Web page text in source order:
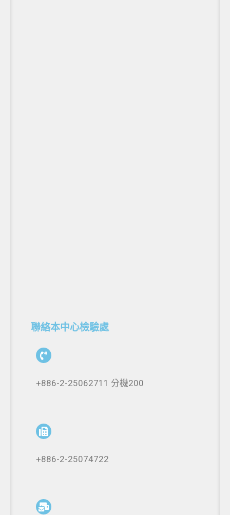
聯絡本中心檢驗處
+886-2-25062711 分機200
+886-2-25074722